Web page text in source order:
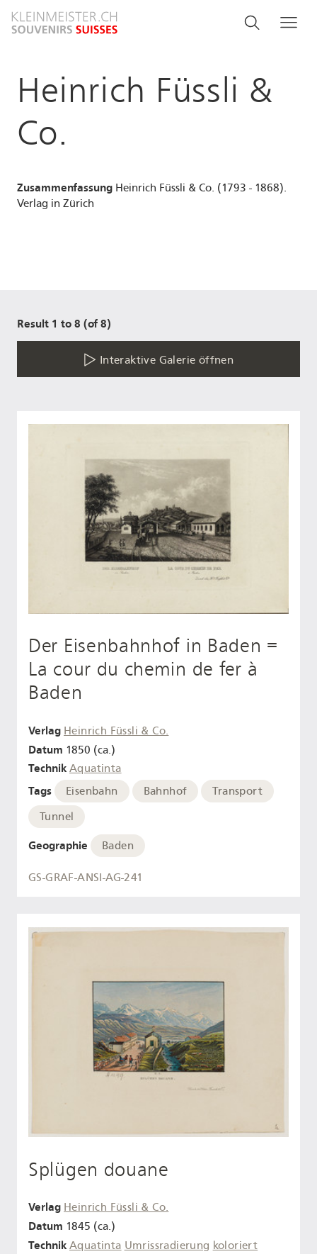
zum
Search
menu
Suche
Heinrich Füssli &
Co.
Zusammenfassung Heinrich Füssli & Co. (1793 - 1868).
Verlag in Zürich
Result 1 to 8 (of 8)
Interaktive Galerie öffnen
Der Eisenbahnhof in Baden =
La cour du chemin de fer à
Baden
Verlag Heinrich Füssli & Co.
Datum 1850 (ca.)
Technik Aquatinta
Tags Eisenbahn Bahnhof
Transport
Tunnel
Geographie Baden
GS-GRAF-ANSI-AG-241
Splügen douane
Verlag Heinrich Füssli & Co.
Datum 1845 (ca.)
Technik Aquatinta Umrissradierung koloriert